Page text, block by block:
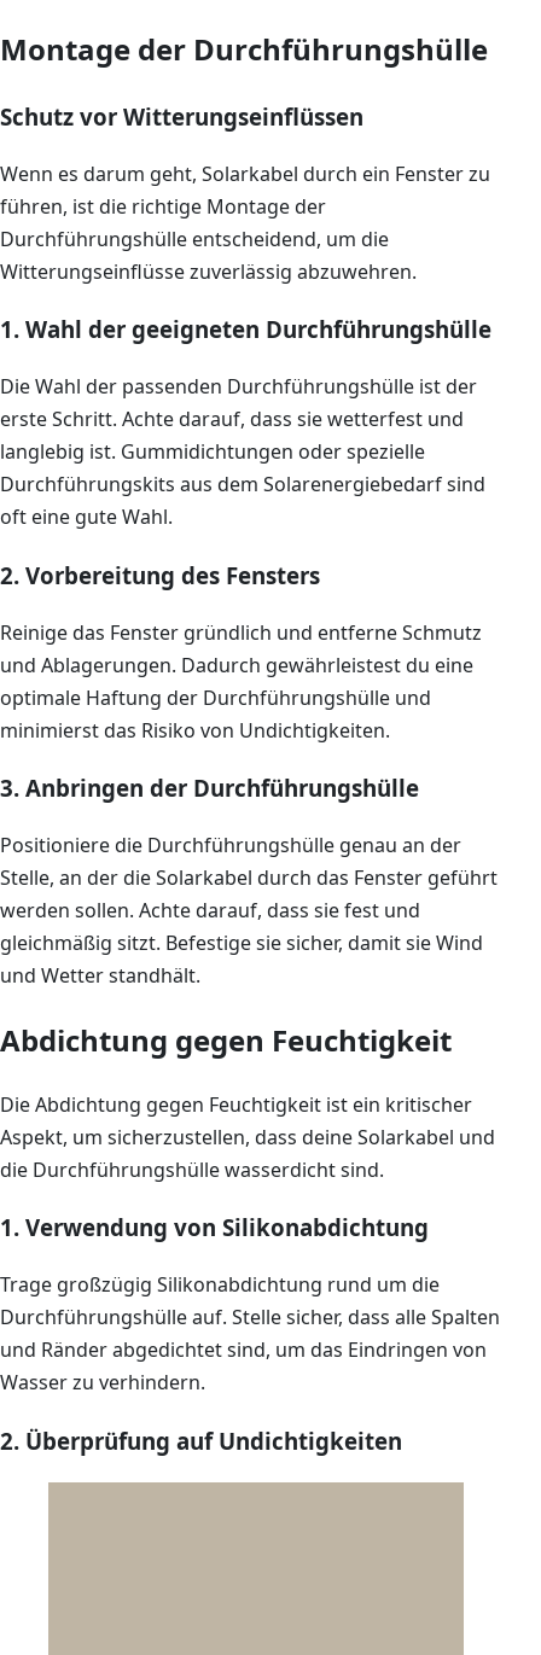
Montage der Durchführungshülle
Schutz vor Witterungseinflüssen
Wenn es darum geht, Solarkabel durch ein Fenster zu
führen, ist die richtige Montage der
Durchführungshülle entscheidend, um die
Witterungseinflüsse zuverlässig abzuwehren.
1. Wahl der geeigneten Durchführungshülle
Die Wahl der passenden Durchführungshülle ist der
erste Schritt. Achte darauf, dass sie wetterfest und
langlebig ist. Gummidichtungen oder spezielle
Durchführungskits aus dem Solarenergiebedarf sind
oft eine gute Wahl.
2. Vorbereitung des Fensters
Reinige das Fenster gründlich und entferne Schmutz
und Ablagerungen. Dadurch gewährleistest du eine
optimale Haftung der Durchführungshülle und
minimierst das Risiko von Undichtigkeiten.
3. Anbringen der Durchführungshülle
Positioniere die Durchführungshülle genau an der
Stelle, an der die Solarkabel durch das Fenster geführt
werden sollen. Achte darauf, dass sie fest und
gleichmäßig sitzt. Befestige sie sicher, damit sie Wind
und Wetter standhält.
Abdichtung gegen Feuchtigkeit
Die Abdichtung gegen Feuchtigkeit ist ein kritischer
Aspekt, um sicherzustellen, dass deine Solarkabel und
die Durchführungshülle wasserdicht sind.
1. Verwendung von Silikonabdichtung
Trage großzügig Silikonabdichtung rund um die
Durchführungshülle auf. Stelle sicher, dass alle Spalten
und Ränder abgedichtet sind, um das Eindringen von
Wasser zu verhindern.
2. Überprüfung auf Undichtigkeiten